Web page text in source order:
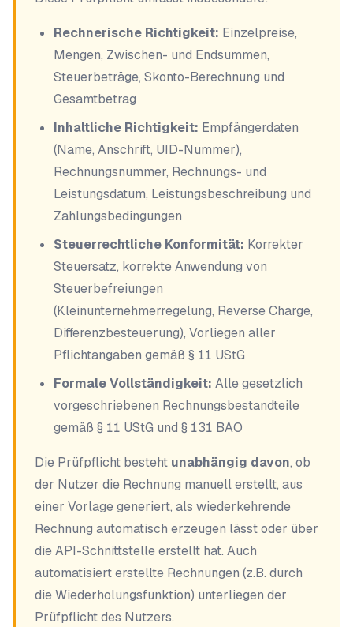
Rechnerische Richtigkeit: Einzelpreise,
Mengen, Zwischen- und Endsummen,
Steuerbeträge, Skonto-Berechnung und
Gesamtbetrag
Inhaltliche Richtigkeit: Empfängerdaten
(Name, Anschrift, UID-Nummer),
Rechnungsnummer, Rechnungs- und
Leistungsdatum, Leistungsbeschreibung und
Zahlungsbedingungen
Steuerrechtliche Konformität: Korrekter
Steuersatz, korrekte Anwendung von
Steuerbefreiungen
(Kleinunternehmerregelung, Reverse Charge,
Differenzbesteuerung), Vorliegen aller
Pflichtangaben gemäß § 11 UStG
Formale Vollständigkeit: Alle gesetzlich
vorgeschriebenen Rechnungsbestandteile
gemäß § 11 UStG und § 131 BAO
Die Prüfpflicht besteht unabhängig davon, ob
der Nutzer die Rechnung manuell erstellt, aus
einer Vorlage generiert, als wiederkehrende
Rechnung automatisch erzeugen lässt oder über
die API-Schnittstelle erstellt hat. Auch
automatisiert erstellte Rechnungen (z.B. durch
die Wiederholungsfunktion) unterliegen der
Prüfpflicht des Nutzers.